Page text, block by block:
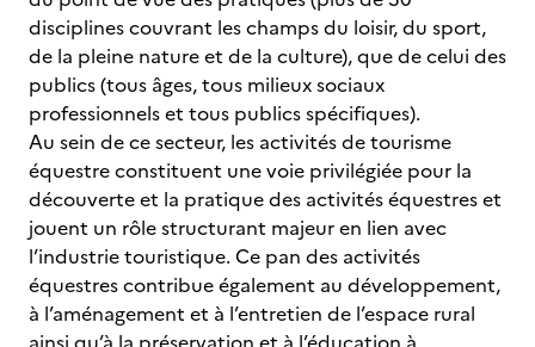
disciplines couvrant les champs du loisir, du sport,
de la pleine nature et de la culture), que de celui des
publics (tous âges, tous milieux sociaux
professionnels et tous publics spécifiques).
Au sein de ce secteur, les activités de tourisme
équestre constituent une voie privilégiée pour la
découverte et la pratique des activités équestres et
jouent un rôle structurant majeur en lien avec
l’industrie touristique. Ce pan des activités
équestres contribue également au développement,
à l’aménagement et à l’entretien de l’espace rural